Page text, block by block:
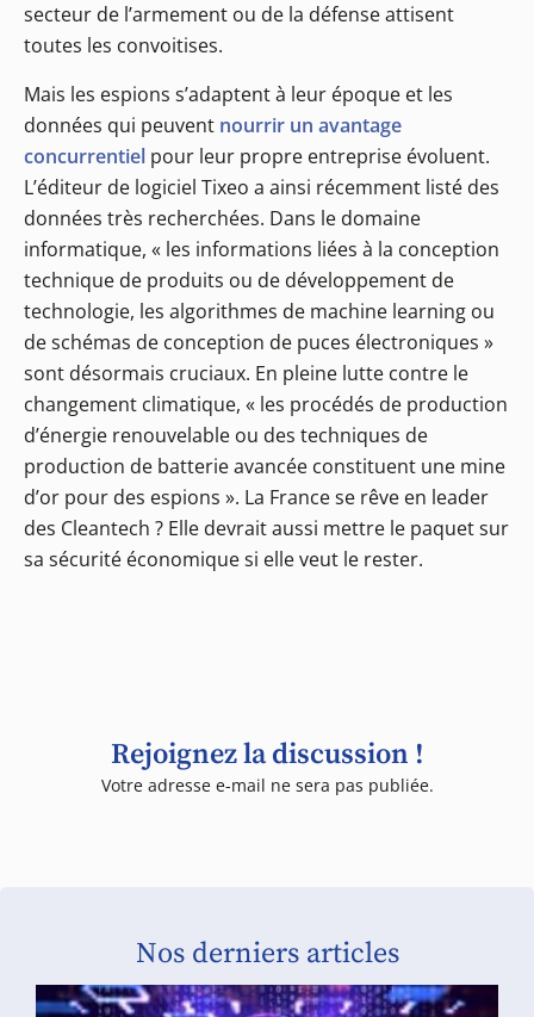
secteur de l’armement ou de la défense attisent
toutes les convoitises.
Mais les espions s’adaptent à leur époque et les
données qui peuvent nourrir un avantage
concurrentiel pour leur propre entreprise évoluent.
L’éditeur de logiciel Tixeo a ainsi récemment listé des
données très recherchées. Dans le domaine
informatique, « les informations liées à la conception
technique de produits ou de développement de
technologie, les algorithmes de machine learning ou
de schémas de conception de puces électroniques »
sont désormais cruciaux. En pleine lutte contre le
changement climatique, « les procédés de production
d’énergie renouvelable ou des techniques de
production de batterie avancée constituent une mine
d’or pour des espions ». La France se rêve en leader
des Cleantech ? Elle devrait aussi mettre le paquet sur
sa sécurité économique si elle veut le rester.
Rejoignez la discussion !
Votre adresse e-mail ne sera pas publiée.
Nos derniers articles